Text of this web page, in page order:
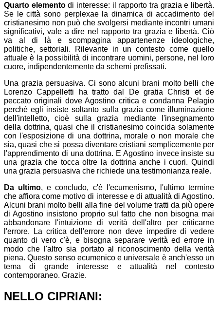
Quarto elementodi interesse: il rapporto tra grazia e libertà.
Se le città sono perplexae la dinamica di accadimento del
cristianesimo non può che svolgersi mediante incontri umani
significativi, vale a dire nel rapporto tra grazia e libertà. Ciò
va al di là e scompagina appartenenze ideologiche,
politiche, settoriali. Rilevante in un contesto come quello
attuale è la possibilità di incontrare uomini, persone, nel loro
cuore, indipendentemente da schemi prefissati.
Una grazia persuasiva. Ci sono alcuni brani molto belli che
Lorenzo Cappelletti ha tratto dal De gratia Christi et de
peccato originali dove Agostino critica e condanna Pelagio
perché egli insiste soltanto sulla grazia come illuminazione
dell'intelletto, cioè sulla grazia mediante l'insegnamento
della dottrina, quasi che il cristianesimo coincida solamente
con l'esposizione di una dottrina, morale o non morale che
sia, quasi che si possa diventare cristiani semplicemente per
l'apprendimento di una dottrina. E Agostino invece insiste su
una grazia che tocca oltre la dottrina anche i cuori. Quindi
una grazia persuasiva che richiede una testimonianza reale.
Da ultimo, e concludo, c'è l'ecumenismo, l'ultimo termine
che affiora come motivo di interesse e di attualità di Agostino.
Alcuni brani molto belli alla fine del volume tratti da più opere
di Agostino insistono proprio sul fatto che non bisogna mai
abbandonare l'intuizione di verità dell'altro per criticarne
l'errore. La critica dell'errore non deve impedire di vedere
quanto di vero c'è, e bisogna separare verità ed errore in
modo che l'altro sia portato al riconoscimento della verità
piena. Questo senso ecumenico e universale è anch'esso un
tema di grande interesse e attualità nel contesto
contemporaneo. Grazie.
NELLO CIPRIANI: